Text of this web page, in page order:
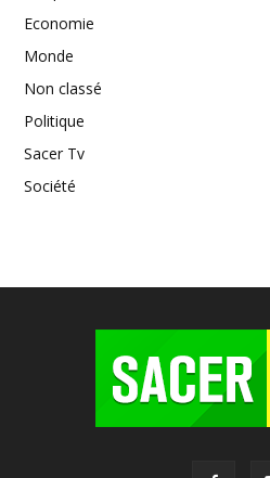
Economie
Monde
Non classé
Politique
Sacer Tv
Société